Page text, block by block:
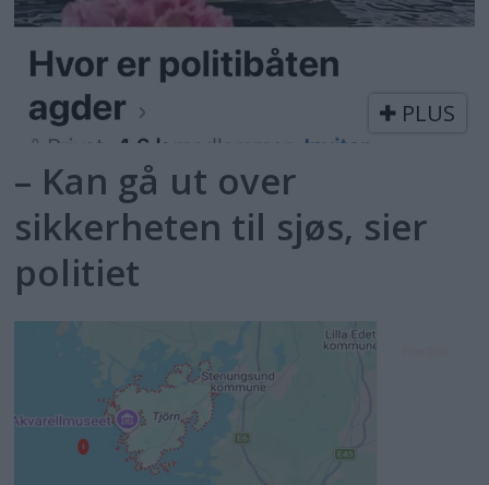
PLUS
– Kan gå ut over
sikkerheten til sjøs, sier
politiet